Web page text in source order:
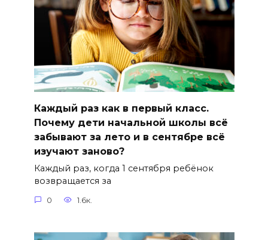
Каждый раз как в первый класс.
Почему дети начальной школы всё
забывают за лето и в сентябре всё
изучают заново?
Каждый раз, когда 1 сентября ребёнок
возвращается за
0 1.6к.